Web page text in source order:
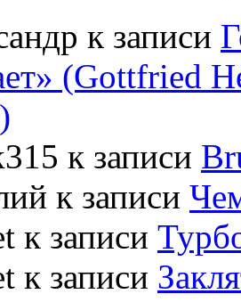
к записи
(Gottfried
к записи
к записи
к записи
к записи